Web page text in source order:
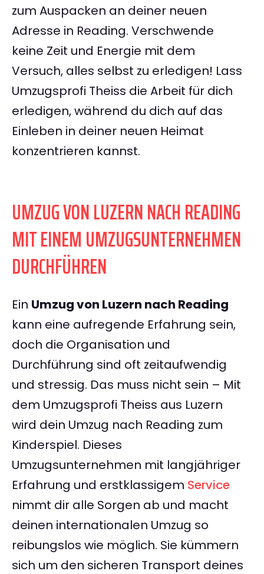
zum Auspacken an deiner neuen
Adresse in Reading. Verschwende
keine Zeit und Energie mit dem
Versuch, alles selbst zu erledigen! Lass
Umzugsprofi Theiss die Arbeit für dich
erledigen, während du dich auf das
Einleben in deiner neuen Heimat
konzentrieren kannst.
UMZUG VON LUZERN NACH READING
MIT EINEM UMZUGSUNTERNEHMEN
DURCHFÜHREN
Ein Umzug von Luzern nach Reading
kann eine aufregende Erfahrung sein,
doch die Organisation und
Durchführung sind oft zeitaufwendig
und stressig. Das muss nicht sein – Mit
dem Umzugsprofi Theiss aus Luzern
wird dein Umzug nach Reading zum
Kinderspiel. Dieses
Umzugsunternehmen mit langjähriger
Erfahrung und erstklassigem Service
nimmt dir alle Sorgen ab und macht
deinen internationalen Umzug so
reibungslos wie möglich. Sie kümmern
sich um den sicheren Transport deines